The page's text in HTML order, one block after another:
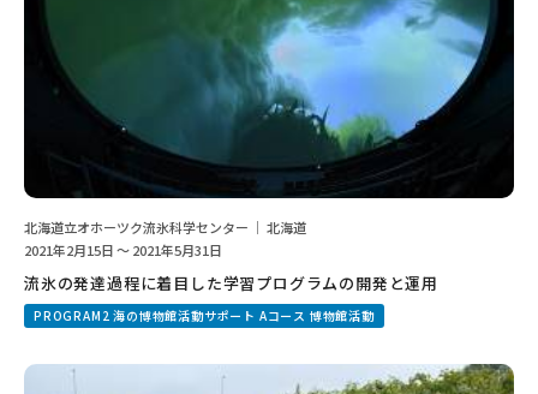
北海道立オホーツク流氷科学センター ｜ 北海道
2021年2月15日 ～ 2021年5月31日
流氷の発達過程に着目した学習プログラムの開発と運用
PROGRAM2 海の博物館活動サポート Aコース 博物館活動